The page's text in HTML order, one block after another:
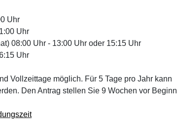
Uhr
Uhr
08:00 Uhr - 13:00 Uhr oder 15:15 Uhr
Uhr
Vollzeittage möglich. Für 5 Tage pro Jahr kann
Den Antrag stellen Sie 9 Wochen vor Beginn